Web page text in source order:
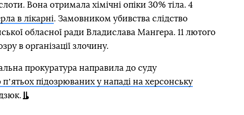
Вона отримала хімічні опіки 30% тіла. 4
в лікарні. Замовником убивства слідство
обласної ради Владислава Мангера. 11 лютого
в організації злочину.
прокуратура направила до суду
підозрюваних у нападі на херсонську